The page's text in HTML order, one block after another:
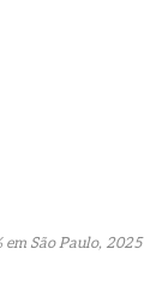
em São Paulo, 2025